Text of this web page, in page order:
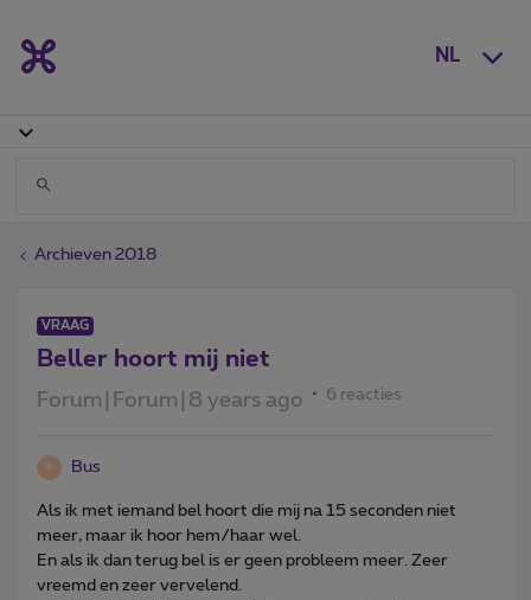
NL
Archieven 2018
VRAAG
Beller hoort mij niet
Forum|Forum|8 years ago 6 reacties
B Bus
Als ik met iemand bel hoort die mij na 15 seconden niet
meer, maar ik hoor hem/haar wel.
En als ik dan terug bel is er geen probleem meer. Zeer
vreemd en zeer vervelend.